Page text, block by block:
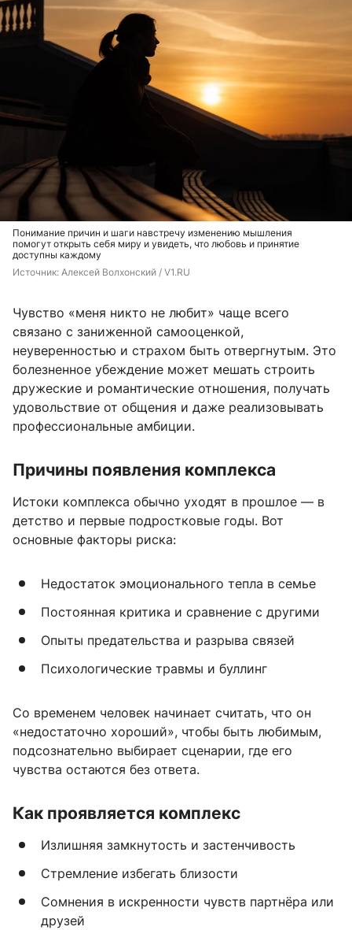
Понимание причин и шаги навстречу изменению мышления
помогут открыть себя миру и увидеть, что любовь и принятие
доступны каждому
Источник: Алексей Волхонский / V1.RU
Чувство «меня никто не любит» чаще всего
связано с заниженной самооценкой,
неуверенностью и страхом быть отвергнутым. Это
болезненное убеждение может мешать строить
дружеские и романтические отношения, получать
удовольствие от общения и даже реализовывать
профессиональные амбиции.
Причины появления комплекса
Истоки комплекса обычно уходят в прошлое — в
детство и первые подростковые годы. Вот
основные факторы риска:
Недостаток эмоционального тепла в семье
Постоянная критика и сравнение с другими
Опыты предательства и разрыва связей
Психологические травмы и буллинг
Со временем человек начинает считать, что он
«недостаточно хороший», чтобы быть любимым,
подсознательно выбирает сценарии, где его
чувства остаются без ответа.
Как проявляется комплекс
Излишняя замкнутость и застенчивость
Стремление избегать близости
Сомнения в искренности чувств партнёра или
друзей